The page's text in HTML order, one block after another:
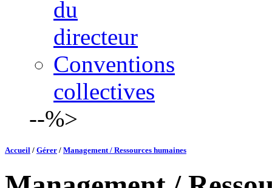
du
directeur
Conventions
collectives
--%>
Accueil / Gérer / Management / Ressources humaines